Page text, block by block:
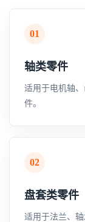
01
轴类零件
适用于电机轴
件。
02
盘套类零件
适用于法兰、